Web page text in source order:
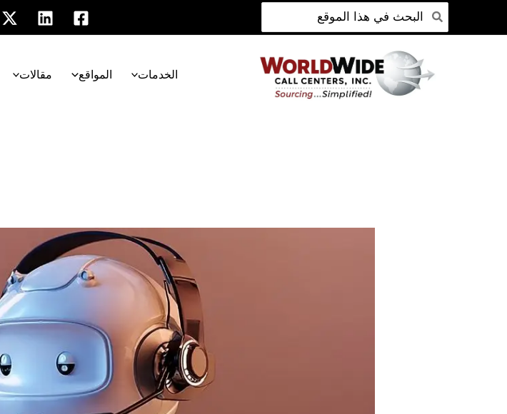
إلى
ابحث
عن:
الخدمات المواقع مقالات